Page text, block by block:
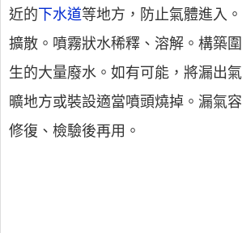
近的 下水道等地方，防止氣體進入
擴散。噴霧狀水稀釋、溶解。構築
生的大量廢水。如有可能，將漏出
曠地方或裝設適當噴頭燒掉。漏氣
修復、檢驗後再用。